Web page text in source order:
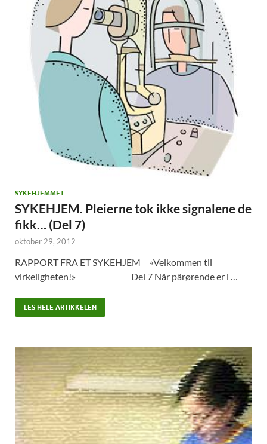
SYKEHJEMMET
SYKEHJEM. Pleierne tok ikke signalene de
fikk… (Del 7)
oktober 29, 2012
RAPPORT FRA ET SYKEHJEM «Velkommen til
virkeligheten!» Del 7 Når pårørende er i …
LES HELE ARTIKKELEN